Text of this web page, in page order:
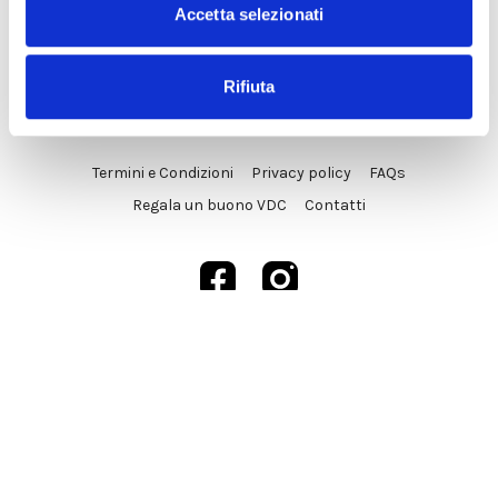
Accetta selezionati
Rifiuta
Termini e Condizioni Privacy policy
FAQs
Regala un buono VDC
Contatti